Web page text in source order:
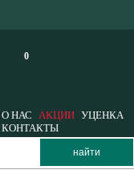
0
О НАС АКЦИИ УЦЕНКА
КОНТАКТЫ